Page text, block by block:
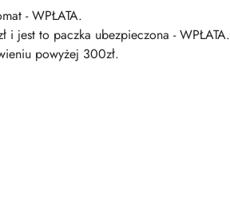
- WPŁATA.
i jest to paczka ubezpieczona - WPŁATA.
powyżej 300zł.